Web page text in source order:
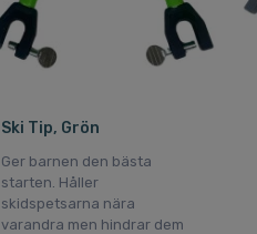
Ski Tip, Grön
Ger barnen den bästa
starten. Håller
skidspetsarna nära
varandra men hindrar dem